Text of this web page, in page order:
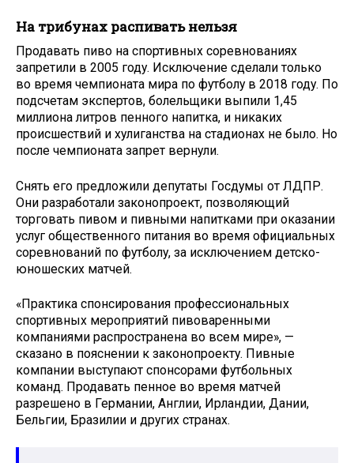
На трибунах распивать нельзя
Продавать пиво на спортивных соревнованиях
запретили в 2005 году. Исключение сделали только
во время чемпионата мира по футболу в 2018 году. По
подсчетам экспертов, болельщики выпили 1,45
миллиона литров пенного напитка, и никаких
происшествий и хулиганства на стадионах не было. Но
после чемпионата запрет вернули.
Снять его предложили депутаты Госдумы от ЛДПР.
Они разработали законопроект, позволяющий
торговать пивом и пивными напитками при оказании
услуг общественного питания во время официальных
соревнований по футболу, за исключением детско-
юношеских матчей.
«Практика спонсирования профессиональных
спортивных мероприятий пивоваренными
компаниями распространена во всем мире», —
сказано в пояснении к законопроекту. Пивные
компании выступают спонсорами футбольных
команд. Продавать пенное во время матчей
разрешено в Германии, Англии, Ирландии, Дании,
Бельгии, Бразилии и других странах.